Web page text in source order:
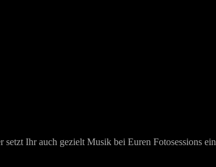
Ihr auch gezielt Musik bei Euren Fotosessions